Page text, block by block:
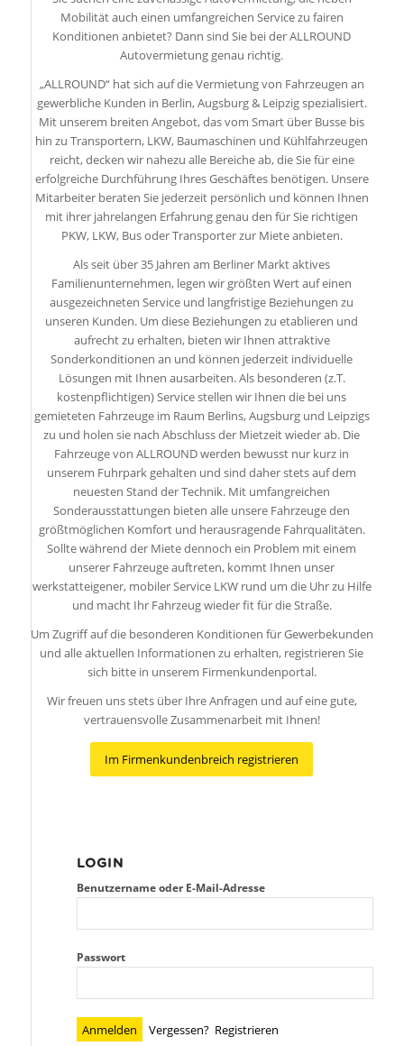
Mobilität auch einen umfangreichen Service zu fairen
Konditionen anbietet? Dann sind Sie bei der ALLROUND
Autovermietung genau richtig.
„ALLROUND“ hat sich auf die Vermietung von Fahrzeugen an
gewerbliche Kunden in Berlin, Augsburg & Leipzig spezialisiert.
Mit unserem breiten Angebot, das vom Smart über Busse bis
hin zu Transportern, LKW, Baumaschinen und Kühlfahrzeugen
reicht, decken wir nahezu alle Bereiche ab, die Sie für eine
erfolgreiche Durchführung Ihres Geschäftes benötigen. Unsere
Mitarbeiter beraten Sie jederzeit persönlich und können Ihnen
mit ihrer jahrelangen Erfahrung genau den für Sie richtigen
PKW, LKW, Bus oder Transporter zur Miete anbieten.
Als seit über 35 Jahren am Berliner Markt aktives
Familienunternehmen, legen wir größten Wert auf einen
ausgezeichneten Service und langfristige Beziehungen zu
unseren Kunden. Um diese Beziehungen zu etablieren und
aufrecht zu erhalten, bieten wir Ihnen attraktive
Sonderkonditionen an und können jederzeit individuelle
Lösungen mit Ihnen ausarbeiten. Als besonderen (z.T.
kostenpflichtigen) Service stellen wir Ihnen die bei uns
gemieteten Fahrzeuge im Raum Berlins, Augsburg und Leipzigs
zu und holen sie nach Abschluss der Mietzeit wieder ab. Die
Fahrzeuge von ALLROUND werden bewusst nur kurz in
unserem Fuhrpark gehalten und sind daher stets auf dem
neuesten Stand der Technik. Mit umfangreichen
Sonderausstattungen bieten alle unsere Fahrzeuge den
größtmöglichen Komfort und herausragende Fahrqualitäten.
Sollte während der Miete dennoch ein Problem mit einem
unserer Fahrzeuge auftreten, kommt Ihnen unser
werkstatteigener, mobiler Service LKW rund um die Uhr zu Hilfe
und macht Ihr Fahrzeug wieder fit für die Straße.
Um Zugriff auf die besonderen Konditionen für Gewerbekunden
und alle aktuellen Informationen zu erhalten, registrieren Sie
sich bitte in unserem Firmenkundenportal.
Wir freuen uns stets über Ihre Anfragen und auf eine gute,
vertrauensvolle Zusammenarbeit mit Ihnen!
Im Firmenkundenbreich registrieren
LOGIN
Benutzername oder E-Mail-Adresse
Passwort
Vergessen? Registrieren